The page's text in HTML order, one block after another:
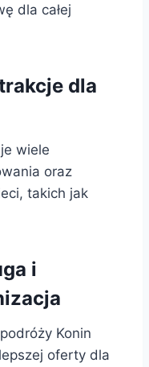
dla całej
dla
wiele
oraz
takich jak
i
Konin
oferty dla